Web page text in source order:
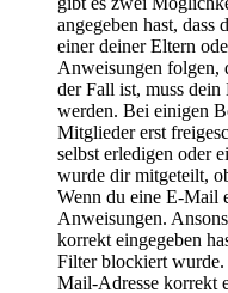
angegeben hast, dass
einer deiner Eltern
Anweisungen folgen,
der Fall ist, muss
werden. Bei einigen
Mitglieder erst
selbst erledigen oder
wurde dir mitgeteilt,
Wenn du eine E-Mail
Anweisungen.
korrekt eingegeben
Filter blockiert wurde.
Mail-Adresse korrekt